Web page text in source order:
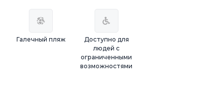
Галечный пляж
Доступно для
людей с
ограниченными
возможностями